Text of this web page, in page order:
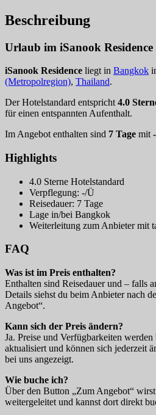
Beschreibung
Urlaub im iSanook Residence
iSanook Residence liegt in Bangkok
(Metropolregion), Thailand.
Der Hotelstandard entspricht 4.0
für einen entspannten Aufenthalt.
Im Angebot enthalten sind 7 Tage mit
Highlights
4.0 Sterne Hotelstandard
Verpflegung: -/Ü
Reisedauer: 7 Tage
Lage in/bei Bangkok
Weiterleitung zum Anbieter mit
FAQ
Was ist im Preis enthalten?
Enthalten sind Reisedauer und – falls
Details siehst du beim Anbieter nach
Angebot“.
Kann sich der Preis ändern?
Ja. Preise und Verfügbarkeiten
aktualisiert und können sich jederzeit
bei uns angezeigt.
Wie buche ich?
Über den Button „Zum Angebot“
weitergeleitet und kannst dort direkt